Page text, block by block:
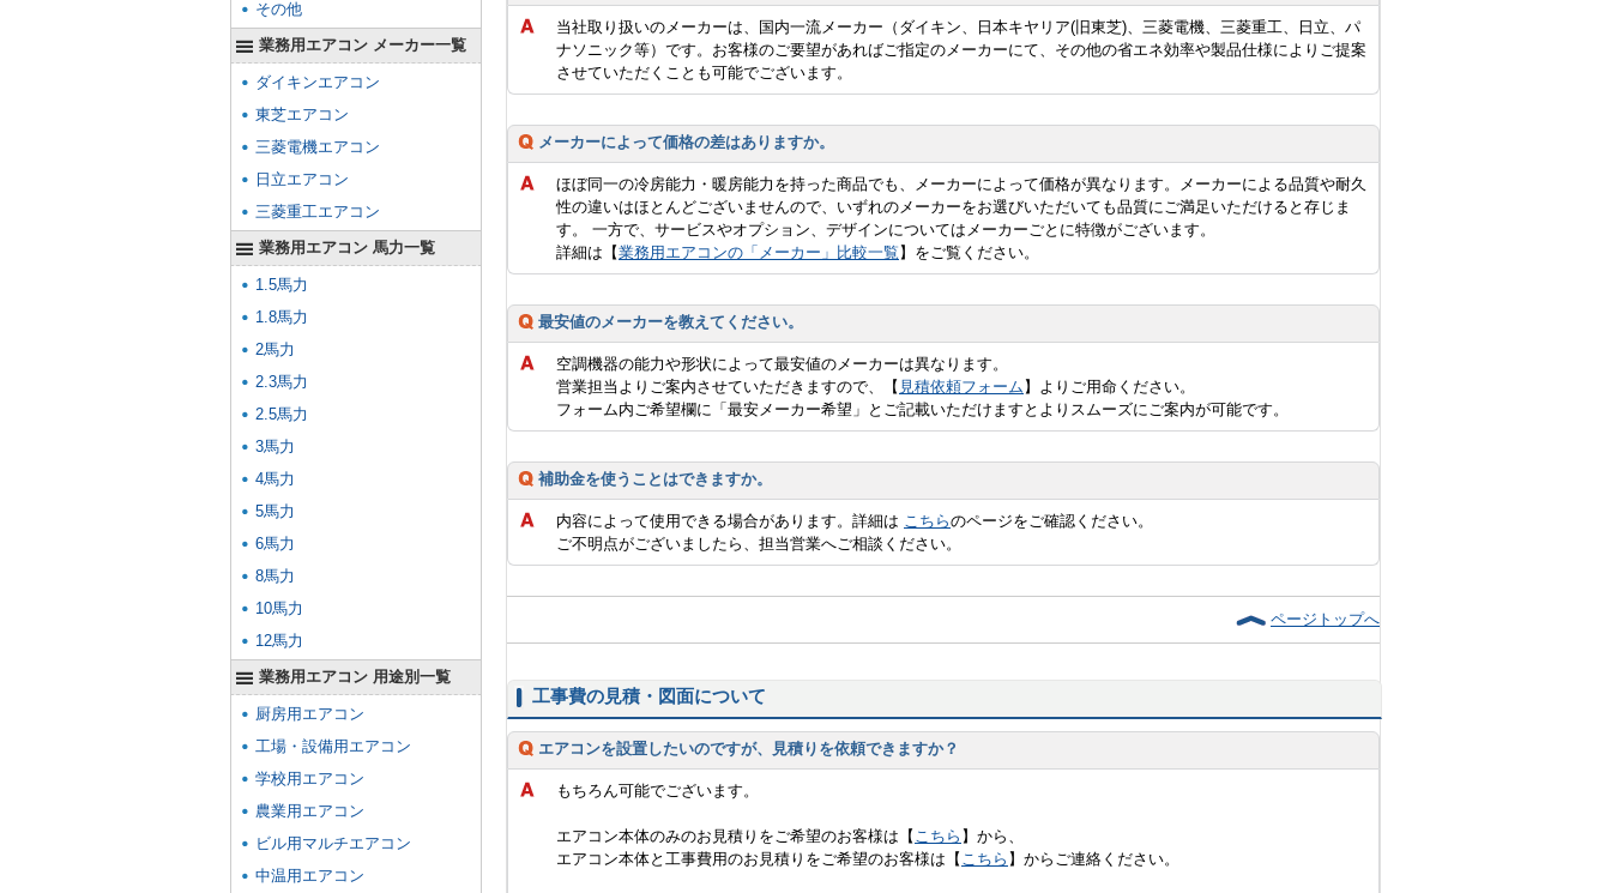
当社取り扱いのメーカーは、国内一流メーカー（ダイキン、日本キヤリア(旧東芝)、三菱電機、三菱重工、日立、パ
ナソニック等）です。お客様のご要望があればご指定のメーカーにて、その他の省エネ効率や製品仕様によりご提案
させていただくことも可能でございます。
メーカーによって価格の差はありますか。
ほぼ同一の冷房能力・暖房能力を持った商品でも、メーカーによって価格が異なります。メーカーによる品質や耐久
性の違いはほとんどございませんので、いずれのメーカーをお選びいただいても品質にご満足いただけると存じま
す。 一方で、サービスやオプション、デザインについてはメーカーごとに特徴がございます。
詳細は【業務用エアコンの「メーカー」比較一覧 】をご覧ください。
最安値のメーカーを教えてください。
空調機器の能力や形状によって最安値のメーカーは異なります。
営業担当よりご案内させていただきますので、【 見積依頼フォーム 】よりご用命ください。
フォーム内ご希望欄に「最安メーカー希望」とご記載いただけますとよりスムーズにご案内が可能です。
補助金を使うことはできますか。
内容によって使用できる場合があります。詳細は こちらのページをご確認ください。
ご不明点がございましたら、担当営業へご相談ください。
ページトップへ
工事費の見積・図面について
エアコンを設置したいのですが、見積りを依頼できますか？
もちろん可能でございます。
エアコン本体のみのお見積りをご希望のお客様は【 こちら 】から、
エアコン本体と工事費用のお見積りをご希望のお客様は【 こちら 】からご連絡ください。
その他
業務用エアコン メーカー一覧
ダイキンエアコン
東芝エアコン
三菱電機エアコン
日立エアコン
三菱重工エアコン
業務用エアコン 馬力一覧
1.5馬力
1.8馬力
2馬力
2.3馬力
2.5馬力
3馬力
4馬力
5馬力
6馬力
8馬力
10馬力
12馬力
業務用エアコン 用途別一覧
厨房用エアコン
工場・設備用エアコン
学校用エアコン
農業用エアコン
ビル用マルチエアコン
中温用エアコン